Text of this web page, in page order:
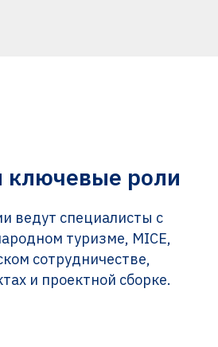
ключевые роли
ведут специалисты с
туризме, MICE,
сотрудничестве,
и проектной сборке.